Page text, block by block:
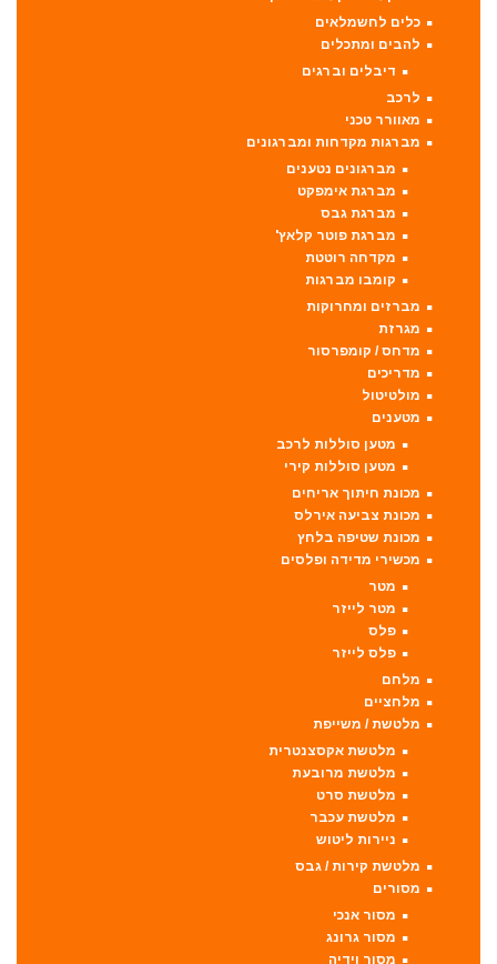
כלים לחשמלאים
להבים ומתכלים
דיבלים וברגים
לרכב
מאוורר טכני
מברגות מקדחות ומברגונים
מברגונים נטענים
מברגת אימפקט
מברגת גבס
מברגת פוטר קלאץ'
מקדחה רוטטת
קומבו מברגות
מברזים ומחרוקות
מגרזת
מדחס / קומפרסור
מדריכים
מולטיטול
מטענים
מטען סוללות לרכב
מטען סוללות קירי
מכונת חיתוך אריחים
מכונת צביעה אירלס
מכונת שטיפה בלחץ
מכשירי מדידה ופלסים
מטר
מטר לייזר
פלס
פלס לייזר
מלחם
מלחציים
מלטשת / משייפת
מלטשת אקסצנטרית
מלטשת מרובעת
מלטשת סרט
מלטשת עכבר
ניירות ליטוש
מלטשת קירות / גבס
מסורים
מסור אנכי
מסור גרונג
מסור וידיה